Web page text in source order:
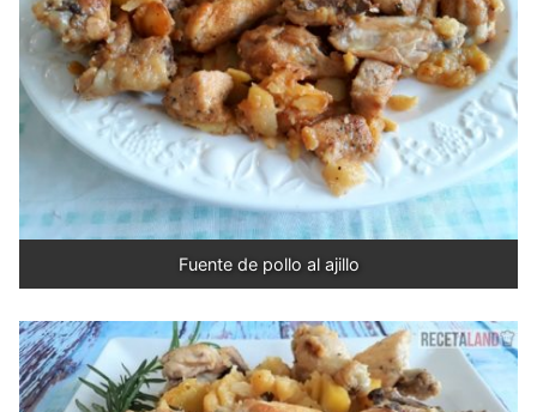
Fuente de pollo al ajillo